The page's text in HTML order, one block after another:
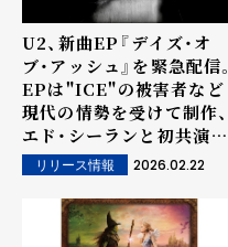
U2、新曲EP『デイズ・オ
ブ・アッシュ』を緊急配信。
EPは"ICE"の被害者など
現代の情勢を受けて制作、
エド・シーランと初共演し
た楽曲も含め全6曲を収録
リリース情報 2026.02.22